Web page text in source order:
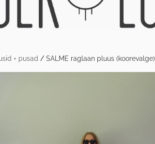
+ pusad / SALME raglaan pluus (koorevalge)